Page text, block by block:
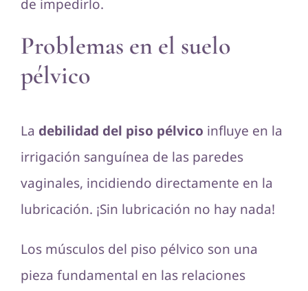
de impedirlo.
Problemas en el suelo
pélvico
La debilidad del piso pélvico influye en la
irrigación sanguínea de las paredes
vaginales, incidiendo directamente en la
lubricación. ¡Sin lubricación no hay nada!
Los músculos del piso pélvico son una
pieza fundamental en las relaciones